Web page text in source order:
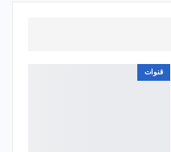
قنوات